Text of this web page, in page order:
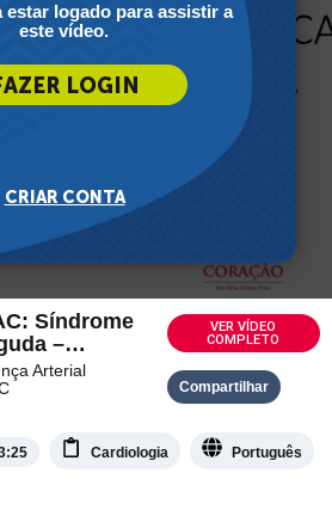
estar logado para assistir a
este vídeo.
Síndrome
–
Torácica
Arterial
VER VÍDEO
COMPLETO
Compartilhar
Cardiologia Português